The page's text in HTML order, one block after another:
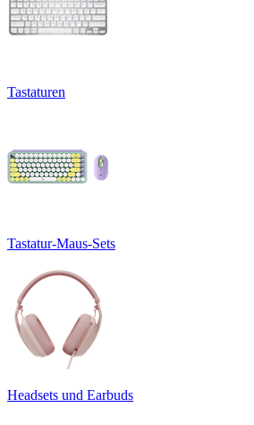
Tastaturen
Tastatur-Maus-Sets
Headsets und Earbuds